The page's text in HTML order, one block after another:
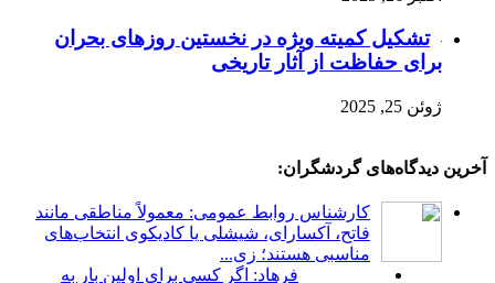
تشکیل کمیته‌ ویژه در نخستین روزهای بحران
برای حفاظت از آثار تاریخی
ژوئن 25, 2025
آخرین دیدگاه‌های گردشگران:
کارشناس روابط عمومی: معمولاً مناطقی مانند
فاتح، آکسارای، شیشلی یا کادیکوی انتخاب‌های
مناسبی هستند؛ زی...
فرهاد: اگر کسی برای اولین بار به